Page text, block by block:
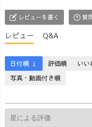
レビューを書く 質
レビュー Q&A
日付順 ↓ 評価順 いい
写真・動画付き順